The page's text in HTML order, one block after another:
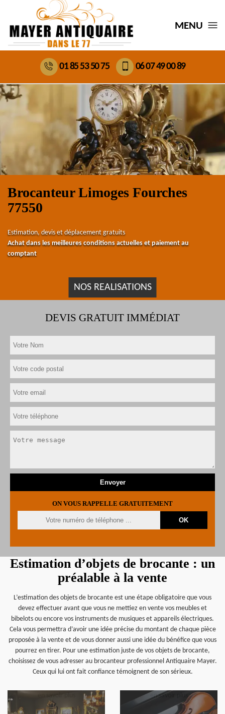
MENU
01 85 53 50 75 06 07 49 00 89
Brocanteur Limoges Fourches
77550
Estimation, devis et déplacement gratuits
Achat dans les meilleures conditions actuelles et paiement au
comptant
NOS REALISATIONS
DEVIS GRATUIT IMMÉDIAT
ON VOUS RAPPELLE GRATUITEMENT
Estimation d’objets de brocante : un
préalable à la vente
L’estimation des objets de brocante est une étape obligatoire que vous
devez effectuer avant que vous ne mettiez en vente vos meubles et
bibelots ou encore vos instruments de musiques et appareils électriques.
Cela vous permettra d’avoir une idée précise du montant de chaque pièce
proposée à la vente et de vous donner aussi une idée du bénéfice que vous
pourrez en tirer. Pour une estimation juste de vos objets de brocante,
choisissez de vous adresser au brocanteur professionnel Antiquaire Mayer.
Ceux qui lui ont fait confiance témoignent de son sérieux.
en savoir plus en savoir plus